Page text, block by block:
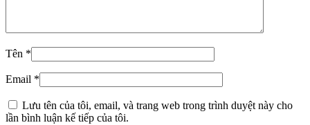
Tên *
Email *
Lưu tên của tôi, email, và trang web trong trình duyệt này cho
lần bình luận kế tiếp của tôi.